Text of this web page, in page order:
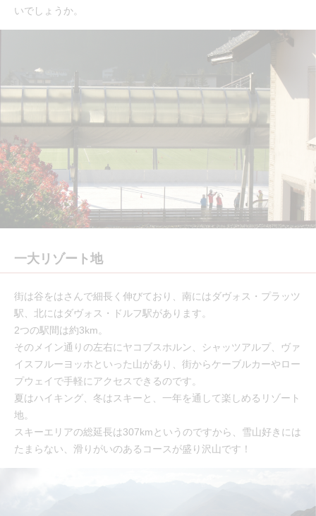
いでしょうか。
一大リゾート地
街は谷をはさんで細長く伸びており、南にはダヴォス・プラッツ
駅、北にはダヴォス・ドルフ駅があります。
2つの駅間は約3km。
そのメイン通りの左右にヤコブスホルン、シャッツアルプ、ヴァ
イスフルーヨッホといった山があり、街からケーブルカーやロー
プウェイで手軽にアクセスできるのです。
夏はハイキング、冬はスキーと、一年を通して楽しめるリゾート
地。
スキーエリアの総延長は307kmというのですから、雪山好きには
たまらない、滑りがいのあるコースが盛り沢山です！